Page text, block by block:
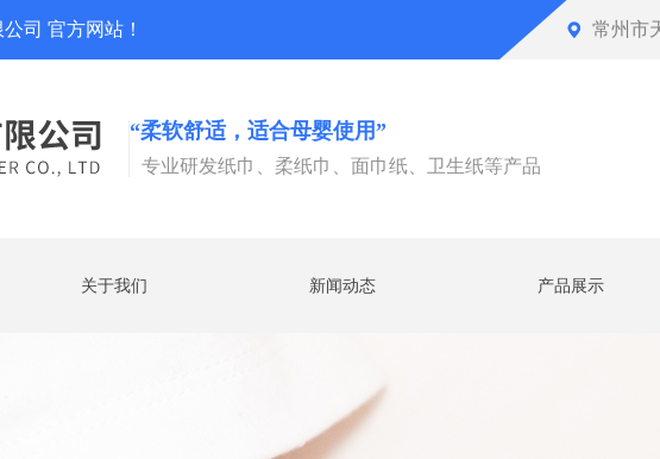
司 官方网站！ 常州市
“柔软舒适，适合母婴使用”
专业研发纸巾、柔纸巾、面巾纸、卫生纸等产品
关于我们 新闻动态 产品展示